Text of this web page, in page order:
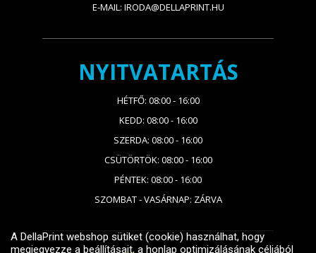
E-MAIL: IRODA@DELLAPRINT.HU
NYITVATARTÁS
HÉTFŐ: 08:00 - 16:00
KEDD: 08:00 - 16:00
SZERDA: 08:00 - 16:00
CSÜTÖRTÖK: 08:00 - 16:00
PÉNTEK: 08:00 - 16:00
SZOMBAT - VASÁRNAP: ZÁRVA